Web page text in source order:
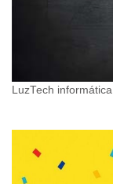
LuzTech informática